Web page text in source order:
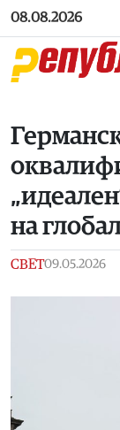
Skip to main content
08.08.2026
на
СВЕТ09.05.2026